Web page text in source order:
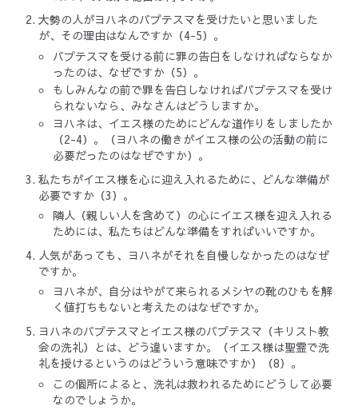
大勢の人がヨハネのバプテスマを受けたいと思いました
が、その理由はなんですか（4-5）。
バプテスマを受ける前に罪の告白をしなければならなか
ったのは、なぜですか（5）。
もしみんなの前で罪を告白しなければバプテスマを受け
られないなら、みなさんはどうしますか。
ヨハネは、イエス様のためにどんな道作りをしましたか
（2-4）。（ヨハネの働きがイエス様の公の活動の前に
必要だったのはなぜですか）。
私たちがイエス様を心に迎え入れるために、どんな準備が
必要ですか（3）。
隣人（親しい人を含めて）の心にイエス様を迎え入れる
ためには、私たちはどんな準備をすればいいですか。
人気があっても、ヨハネがそれを自慢しなかったのはなぜ
ですか。
ヨハネが、自分はやがて来られるメシヤの靴のひもを解
く値打ちもないと考えたのはなぜですか。
ヨハネのバプテスマとイエス様のバプテスマ（キリスト教
会の洗礼）とは、どう違いますか。（イエス様は聖霊で洗
礼を授けるというのはどういう意味ですか）（8）。
この個所によると、洗礼は救われるためにどうして必要
なのでしょうか。